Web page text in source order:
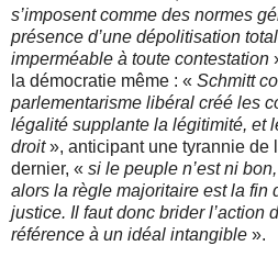
s’imposent comme des normes
présence d’une dépolitisation
imperméable à toute contestation
la démocratie même : « Schmitt
parlementarisme libéral créé les
légalité supplante la légitimité, et
droit», anticipant une tyrannie de
dernier, « si le peuple n’est ni
alors la règle majoritaire est la fin
justice. Il faut donc brider l’action
référence à un idéal intangible ».